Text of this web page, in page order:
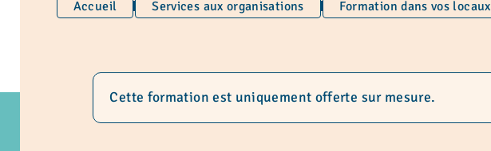
Accueil Services aux organisations Formation dans vos locaux
Cette formation est uniquement offerte sur mesure.